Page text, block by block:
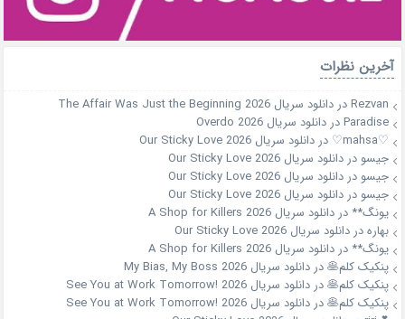
آخرین نظرات
Rezvanدردانلود سریال The Affair Was Just the Beginning 2026
Paradiseدردانلود سریال Overdo 2026
♡mahsa♡
دردانلود سریال Our Sticky Love 2026
جیسو دردانلود سریال Our Sticky Love 2026
جیسو دردانلود سریال Our Sticky Love 2026
جیسو دردانلود سریال Our Sticky Love 2026
یونگ** دردانلود سریال A Shop for Killers 2026
بهارهدردانلود سریال Our Sticky Love 2026
یونگ** دردانلود سریال A Shop for Killers 2026
پنکیک کلم🥞دردانلود سریال My Bias, My Boss 2026
پنکیک کلم🥞دردانلود سریال See You at Work Tomorrow! 2026
پنکیک کلم🥞دردانلود سریال See You at Work Tomorrow! 2026